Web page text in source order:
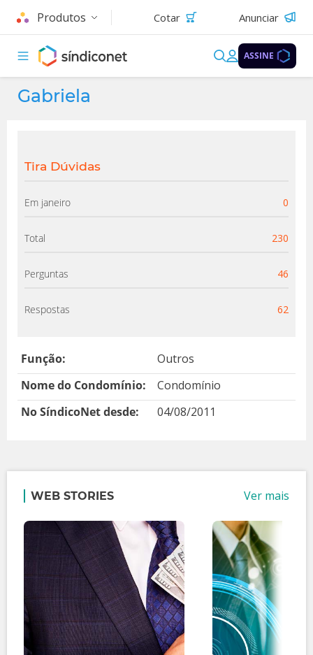
Produtos Cotar Anunciar
ASSINE
Gabriela
Tira Dúvidas
Em janeiro 0
Total 230
Perguntas 46
Respostas 62
Função:
Outros
Nome do Condomínio:
Condomínio
No SíndicoNet desde:
04/08/2011
WEB STORIES Ver mais